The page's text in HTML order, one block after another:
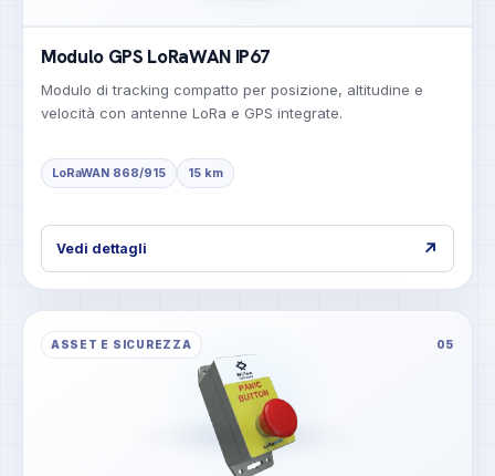
Modulo GPS LoRaWAN IP67
Modulo di tracking compatto per posizione, altitudine e
velocità con antenne LoRa e GPS integrate.
LoRaWAN 868/915 15 km
Vedi dettagli ↗
ASSET E SICUREZZA 05